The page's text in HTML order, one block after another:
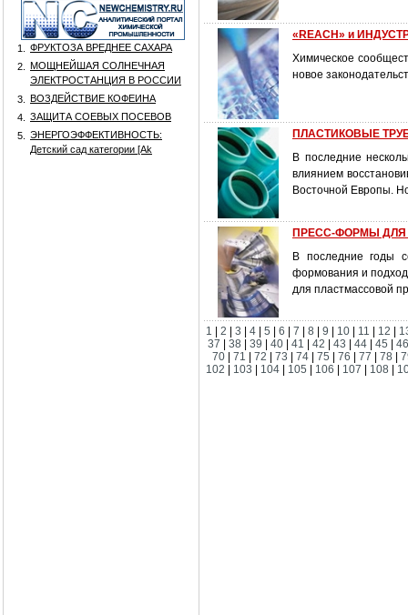
1.
ФРУКТОЗА ВРЕДНЕЕ САХАРА
2.
МОЩНЕЙШАЯ СОЛНЕЧНАЯ
ЭЛЕКТРОСТАНЦИЯ В РОССИИ
3.
ВОЗДЕЙСТВИЕ КОФЕИНА
4.
ЗАЩИТА СОЕВЫХ ПОСЕВОВ
5.
ЭНЕРГОЭФФЕКТИВНОСТЬ:
Детский сад категории [Аk
«REACH» и
Химическое
новое
ПЛАСТИКОВЫЕ
В последние
влиянием
Восточной Европы.
ПРЕСС-ФОРМЫ ДЛЯ
В последние годы
формования и
для пластмассовой
1 2 3 4 5 6 7 8 9 10 11 12
37
|38 |39 |40 |41 |42 |43 |44 |45 |
70
71 72 73 74 75 76 77 78
102
103 104 105 106 107 108